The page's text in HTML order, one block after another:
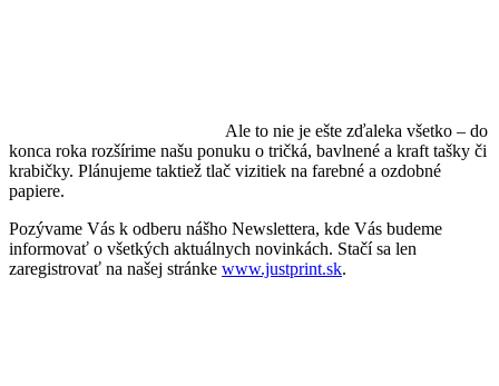
Ale to nie je ešte zďaleka všetko – do
konca roka rozšírime našu ponuku o tričká, bavlnené a kraft tašky či
krabičky. Plánujeme taktiež tlač vizitiek na farebné a ozdobné
papiere.
Pozývame Vás k odberu nášho Newslettera, kde Vás budeme
informovať o všetkých aktuálnych novinkách. Stačí sa len
zaregistrovať na našej stránke www.justprint.sk.